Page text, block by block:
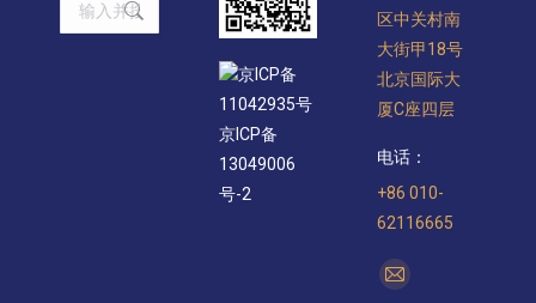
京ICP备
11042935号
京ICP备
13049006
号-2
区中关村南
大街甲18号
北京国际大
厦C座四层
电话：
+86 010-
62116665
找到我们：
Mail